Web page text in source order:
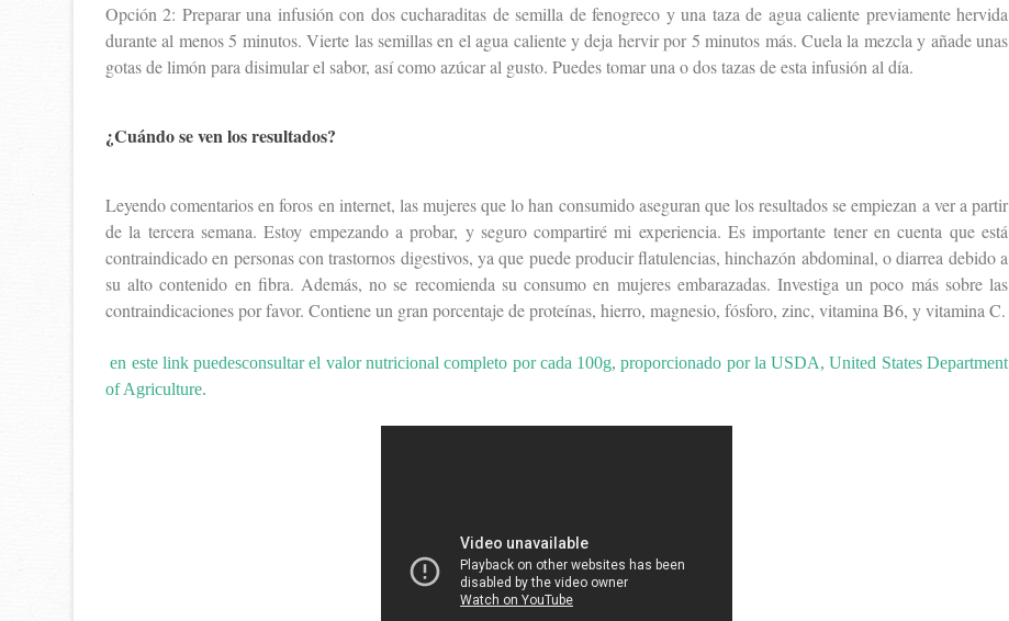
Opción 2: Preparar una infusión con dos cucharaditas de semilla de fenogreco y una taza de agua caliente previamente hervida
durante al menos 5 minutos. Vierte las semillas en el agua caliente y deja hervir por 5 minutos más. Cuela la mezcla y añade unas
gotas de limón para disimular el sabor, así como azúcar al gusto. Puedes tomar una o dos tazas de esta infusión al día.
¿Cuándo se ven los resultados?
Leyendo comentarios en foros en internet, las mujeres que lo han consumido aseguran que los resultados se empiezan a ver a partir
de la tercera semana. Estoy empezando a probar, y seguro compartiré mi experiencia. Es importante tener en cuenta que está
contraindicado en personas con trastornos digestivos, ya que puede producir flatulencias, hinchazón abdominal, o diarrea debido a
su alto contenido en fibra. Además, no se recomienda su consumo en mujeres embarazadas. Investiga un poco más sobre las
contraindicaciones por favor. Contiene un gran porcentaje de proteínas, hierro, magnesio, fósforo, zinc, vitamina B6, y vitamina C.
en este link puedesconsultar el valor nutricional completo por cada 100g, proporcionado por la USDA, United States Department
of Agriculture.